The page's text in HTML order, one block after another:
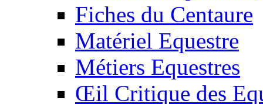
Fiches du Centaure
Matériel Equestre
Métiers Equestres
Œil Critique des